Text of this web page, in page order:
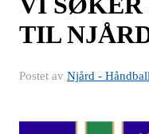
TIL
Postet av Njård - Håndball